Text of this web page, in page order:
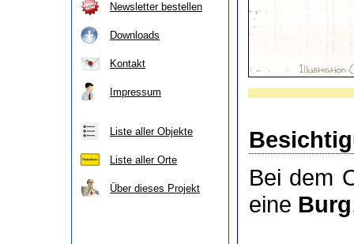
Newsletter bestellen
Downloads
Kontakt
Impressum
Liste aller Objekte
Liste aller Orte
Über dieses Projekt
Bei dem
eine Burg